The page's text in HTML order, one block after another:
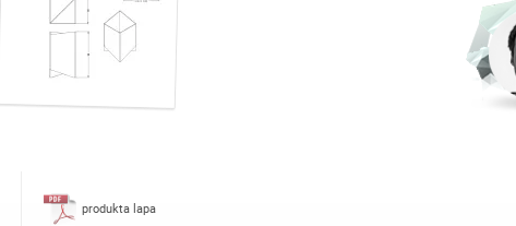
produkta lapa